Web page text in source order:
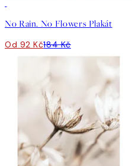
No Rain. No Flowers Plakát
Od 92 Kč184 Kč